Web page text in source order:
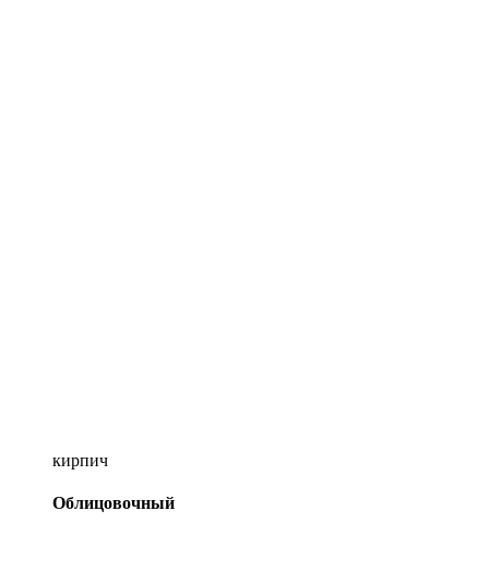
кирпич
Облицовочный